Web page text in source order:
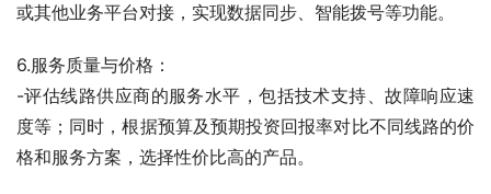
或其他业务平台对接，实现数据同步、智能拨号等功能。
6.服务质量与价格：
-评估线路供应商的服务水平，包括技术支持、故障响应速
度等；同时，根据预算及预期投资回报率对比不同线路的价
格和服务方案，选择性价比高的产品。